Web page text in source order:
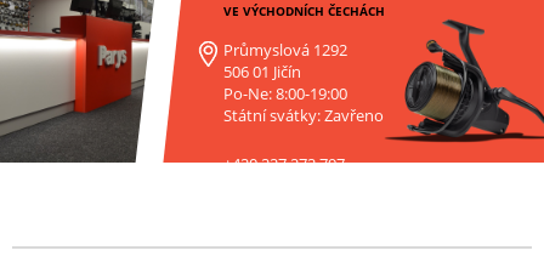
VE VÝCHODNÍCH ČECHÁCH
Průmyslová 1292
506 01 Jičín
Po-Ne: 8:00-19:00
Státní svátky: Zavřeno
+420 227 272 797